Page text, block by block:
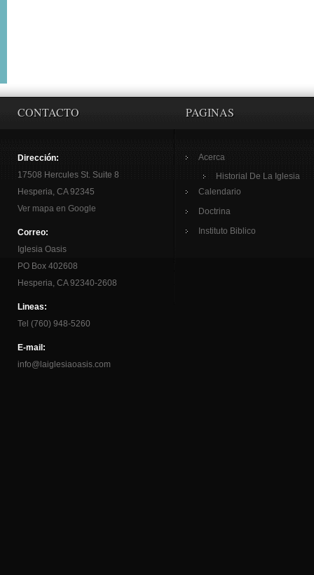
CONTACTO
Dirección:
17508 Hercules St. Suite 8
Hesperia, CA 92345
Ver mapa en Google
Correo:
Iglesia Oasis
PO Box 402608
Hesperia, CA 92340-2608
Lineas:
Tel (760) 948-5260
E-mail:
info@laiglesiaoasis.com
PAGINAS
Acerca
Historial De La Iglesia
Calendario
Doctrina
Instituto Biblico